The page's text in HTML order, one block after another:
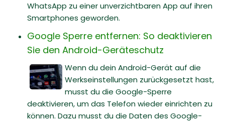
WhatsApp zu einer unverzichtbaren App auf ihren
Smartphones geworden.
Google Sperre entfernen: So deaktivieren
Sie den Android-Geräteschutz
Wenn du dein Android-Gerät auf die
Werkseinstellungen zurückgesetzt hast,
musst du die Google-Sperre
deaktivieren, um das Telefon wieder einrichten zu
können. Dazu musst du die Daten des Google-